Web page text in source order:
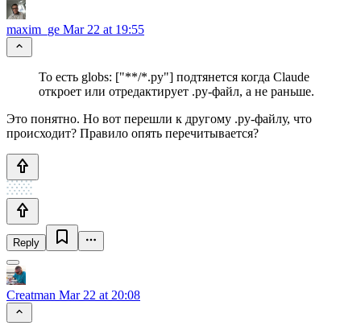
maxim_ge Mar 22 at 19:55
То есть globs: ["**/*.py"] подтянется когда Claude
откроет или отредактирует .py-файл, а не раньше.
Это понятно. Но вот перешли к другому .py-файлу, что
происходит? Правило опять перечитывается?
Reply
Creatman Mar 22 at 20:08